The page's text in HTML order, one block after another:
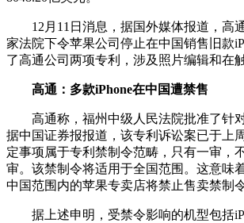
12月11日消息，据国外媒体报道，高
家法院下令苹果公司停止在中国销售旧款
了高通公司两项专利，涉及照片编辑和在
高通：多款iPhone在中国遭禁售
高通称，福州中级人民法院批准了针对
据中国证券报报道，该专利诉讼案已于上
定事项属于专利禁制令范畴，只有一审，
审。该禁制令将适用于全国范围。这意味
中国范围内的苹果专卖店将禁止售卖禁制
据上述申明，受禁令影响的机型包括